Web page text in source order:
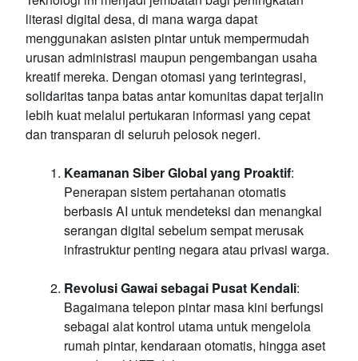
literasi digital desa, di mana warga dapat
menggunakan asisten pintar untuk mempermudah
urusan administrasi maupun pengembangan usaha
kreatif mereka. Dengan otomasi yang terintegrasi,
solidaritas tanpa batas antar komunitas dapat terjalin
lebih kuat melalui pertukaran informasi yang cepat
dan transparan di seluruh pelosok negeri.
Keamanan Siber Global yang Proaktif:
Penerapan sistem pertahanan otomatis
berbasis AI untuk mendeteksi dan menangkal
serangan digital sebelum sempat merusak
infrastruktur penting negara atau privasi warga.
Revolusi Gawai sebagai Pusat Kendali:
Bagaimana telepon pintar masa kini berfungsi
sebagai alat kontrol utama untuk mengelola
rumah pintar, kendaraan otomatis, hingga aset